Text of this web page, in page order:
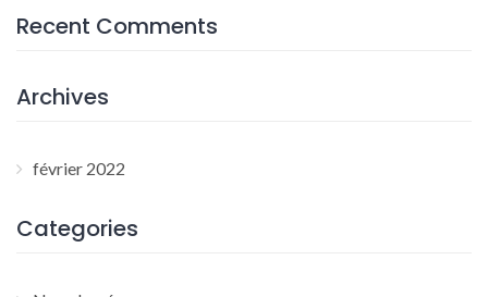
Recent Comments
Archives
février 2022
Categories